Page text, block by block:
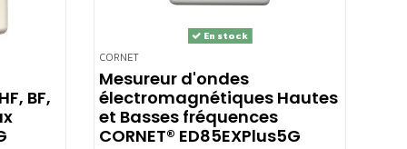
des solutions mises en place.
intéressantes grâce à ses accessoires de raccordement.
ludique est indispensable pour mesurer sa
type de pollution électromagnétique, permettant d'affiner la
BF,
CORNET
En stock
Mesureur d'ondes
électromagnétiques Hautes
et Basses fréquences
CORNET® ED85EXPlus5G